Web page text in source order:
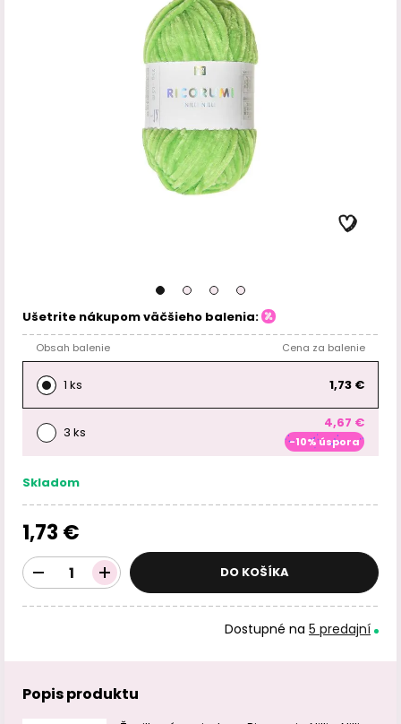
Ušetrite nákupom väčšieho balenia:
Obsah balenie Cena za balenie
1 ks 1,73 €
3 ks
4,67 €
-10% úspora
Skladom
1,73 €
DO KOŠÍKA
Dostupné na 5 predajní
Popis produktu